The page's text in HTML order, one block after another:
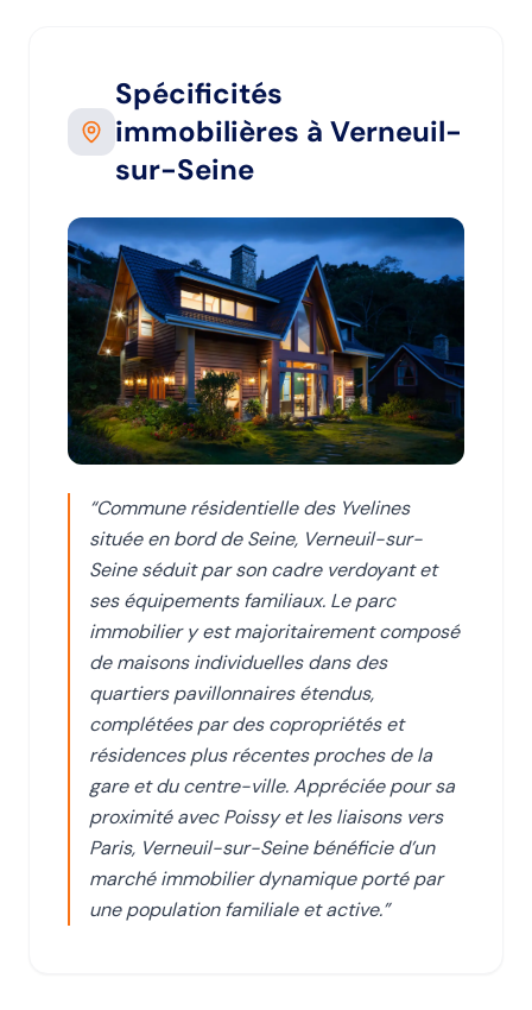
Spécificités
immobilières à Verneuil-
sur-Seine
“Commune résidentielle des Yvelines
située en bord de Seine, Verneuil-sur-
Seine séduit par son cadre verdoyant et
ses équipements familiaux. Le parc
immobilier y est majoritairement composé
de maisons individuelles dans des
quartiers pavillonnaires étendus,
complétées par des copropriétés et
résidences plus récentes proches de la
gare et du centre-ville. Appréciée pour sa
proximité avec Poissy et les liaisons vers
Paris, Verneuil-sur-Seine bénéficie d’un
marché immobilier dynamique porté par
une population familiale et active.”